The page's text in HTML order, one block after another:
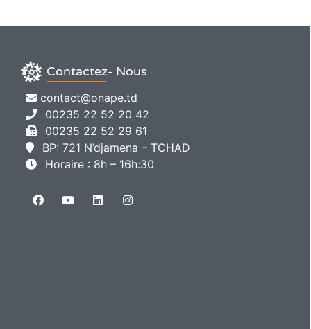
Contactez- Nous
contact@onape.td
00235 22 52 20 42
00235 22 52 29 61
BP: 721 N’djamena – TCHAD
Horaire : 8h – 16h:30